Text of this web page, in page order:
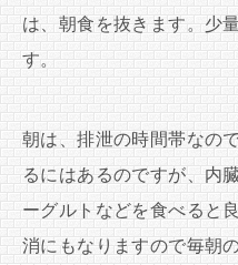
は、朝食を抜きます。少
す。
朝は、排泄の時間帯なの
るにはあるのですが、内
ーグルトなどを食べると
消にもなりますので毎朝